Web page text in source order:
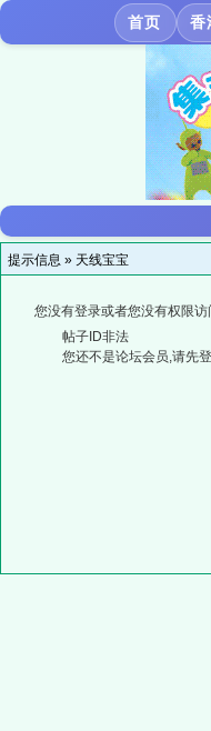
首页 香
提示信息 » 天线宝宝
您没有登录或者您没有权限
帖子ID非法
您还不是论坛会员,请先